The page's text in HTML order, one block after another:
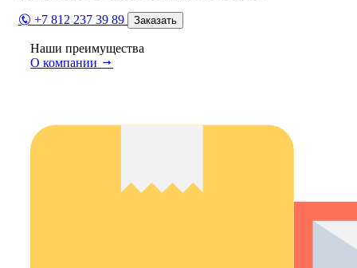
+7 812 237 39 89 Заказать
Наши преимущества
О компании